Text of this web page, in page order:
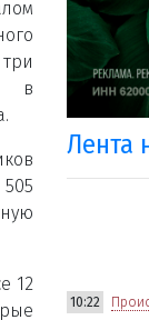
в
12
Лента
10:22